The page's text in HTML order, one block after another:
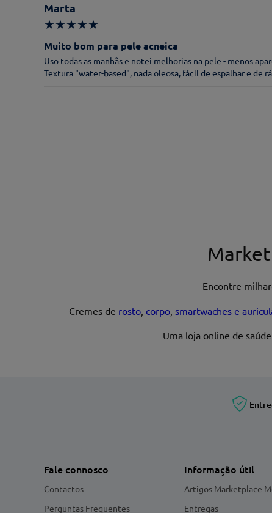
Título*
Escreva uma avaliação*
★★★★★
Muito bom para pele acneica
Marta
Uso todas as manhãs e notei melhorias na pele - menos
Textura "water-based", nada oleosa, fácil de espalhar e de
Encontre
Cremes de rosto, corpo, smartwaches e
Uma loja online de
Fale connosco
Contactos
Perguntas Frequentes
Informação útil
Artigos Marketplace
Entregas